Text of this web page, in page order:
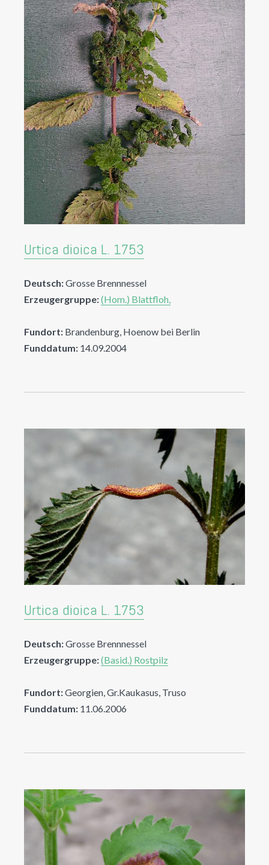
Urtica dioica L. 1753
Deutsch:Grosse Brennnessel
Erzeugergruppe:(Hom.) Blattfloh,
Fundort: Brandenburg, Hoenow bei Berlin
Funddatum: 14.09.2004
Urtica dioica L. 1753
Deutsch:Grosse Brennnessel
Erzeugergruppe:(Basid.) Rostpilz
Fundort:Georgien, Gr.Kaukasus, Truso
Funddatum: 11.06.2006